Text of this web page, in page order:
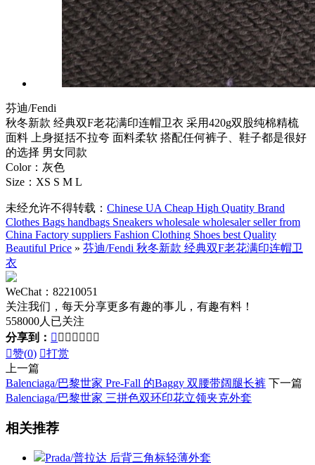
芬迪/Fendi
秋冬新款 经典双F老花满印连帽卫衣 采用420g双股纯棉精梳
面料 上身挺括不拉夸 面料柔软 搭配任何裤子、鞋子都是很好
的选择 男女同款
Color：灰色
Size：XS S M L
未经允许不得转载： Chinese UA Cheap High Quatity Brand
Clothes Bags handbags Sneakers wholesale wholesaler seller from
China Factory suppliers Fashion Clothing Shoes best Quality
Beautiful Price » 芬迪/Fendi 秋冬新款 经典双F老花满印连帽卫
衣
WeChat：82210051
关注我们，每天分享更多有趣的事儿，有趣有料！
558000人已关注
分享到：       
赞(0) 打赏
上一篇
Balenciaga/巴黎世家 Pre-Fall 的Baggy 双腰带阔腿长裤 下一篇
Balenciaga/巴黎世家 三拼色双环印花立领夹克外套
相关推荐
Prada/普拉达 后背三角标轻薄外套